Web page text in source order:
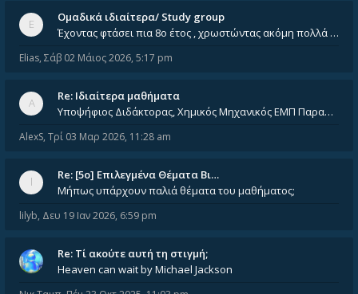
Ομαδικά ιδιαίτερα/ Study group
Έχοντας φτάσει πια 8ο έτος , χρωστώντας ακόμη πολλά και χωρίς καμία όρεξη ούτε να διαβάσω μόνος μου ούτε να παρακολουθήσ
Elias, Σάβ 02 Μάιος 2026, 5:17 pm
Re: Ιδιαίτερα μαθήματα
Υποψήφιος Διδάκτορας, Χημικός Μηχανικός ΕΜΠ Παραδίδω ιδιαίτερα μαθήματα μέσης και ανώτατης εκπαίδευσης σε θετικές και τε
AlexS, Τρί 03 Μαρ 2026, 11:28 am
Re: [5ο] Επιλεγμένα Θέματα Βι…
Μήπως υπάρχουν παλιά θέματα του μαθήματος;
lilyb, Δευ 19 Ιαν 2026, 6:59 pm
Re: Tί ακούτε αυτή τη στιγμή;
Heaven can wait by Michael Jackson